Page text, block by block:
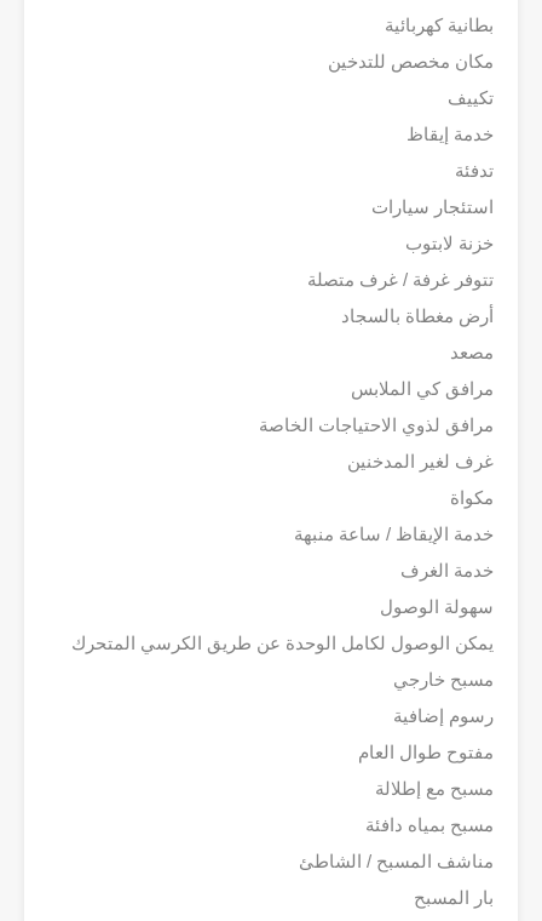
بطانية كهربائية
مكان مخصص للتدخين
تكييف
خدمة إيقاظ
تدفئة
استئجار سيارات
خزنة لابتوب
تتوفر غرفة / غرف متصلة
أرض مغطاة بالسجاد
مصعد
مرافق كي الملابس
مرافق لذوي الاحتياجات الخاصة
غرف لغير المدخنين
مكواة
خدمة الإيقاظ / ساعة منبهة
خدمة الغرف
سهولة الوصول
يمكن الوصول لكامل الوحدة عن طريق الكرسي المتحرك
مسبح خارجي
رسوم إضافية
مفتوح طوال العام
مسبح مع إطلالة
مسبح بمياه دافئة
مناشف المسبح / الشاطئ
بار المسبح